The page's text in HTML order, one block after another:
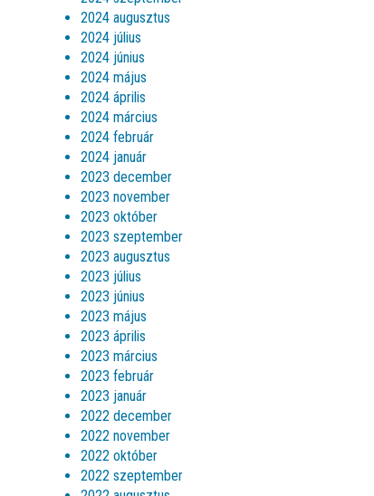
2024 augusztus
2024 július
2024 június
2024 május
2024 április
2024 március
2024 február
2024 január
2023 december
2023 november
2023 október
2023 szeptember
2023 augusztus
2023 július
2023 június
2023 május
2023 április
2023 március
2023 február
2023 január
2022 december
2022 november
2022 október
2022 szeptember